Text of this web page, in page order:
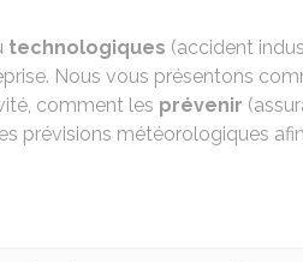
technologiques (accident
Nous vous présentons
comment les prévenir
prévisions météorologiques